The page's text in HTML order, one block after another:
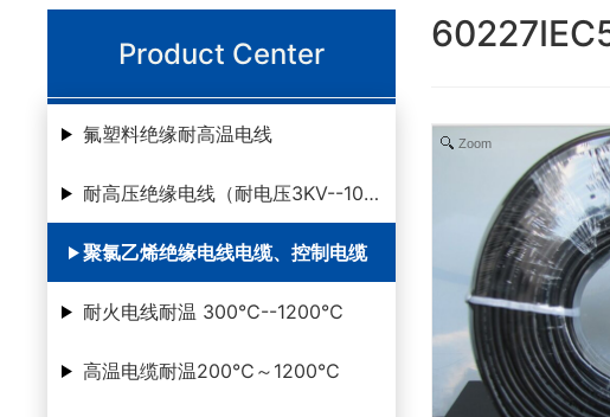
Product Center
氟塑料绝缘耐高温电线
耐高压绝缘电线（耐电压3KV--100KV ）
聚氯乙烯绝缘电线电缆、控制电缆
耐火电线耐温 300℃--1200℃
高温电缆耐温200℃～1200℃
Zoom